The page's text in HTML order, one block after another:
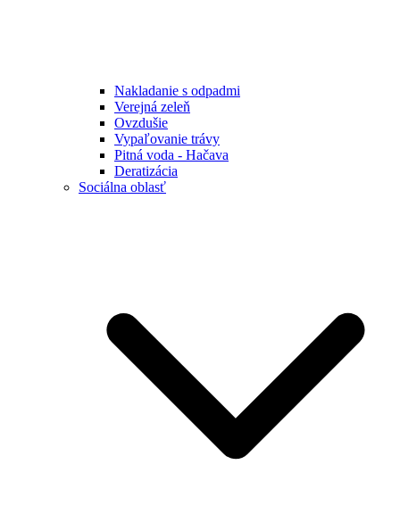
Nakladanie s odpadmi
Verejná zeleň
Ovzdušie
Vypaľovanie trávy
Pitná voda - Hačava
Deratizácia
Sociálna oblasť